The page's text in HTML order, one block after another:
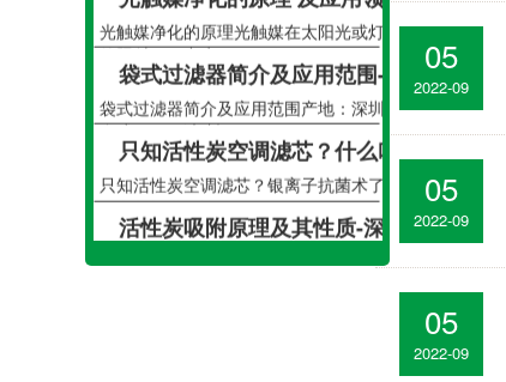
05
2022-09
05
2022-09
05
2022-09
光触媒净化的原理光触媒在太阳光或灯光（紫外线）
的照射下可产生···
袋式过滤器简介及应用范围-深圳绿创F9中效袋式空气过滤器
袋式过滤器简介及应用范围产地：深圳框 架： 铝合
金或不锈钢滤 料···
只知活性炭空调滤芯？什么叫银离子抑菌？-深圳银离子过滤网
只知活性炭空调滤芯？银离子抗菌术了解一下有车的
朋友都知道，汽···
活性炭吸附原理及其性质-深圳绿创活性炭除雾霾除醛过滤网
椰壳活性碳。首先跟大家介绍下自己，是以质量椰子
壳为原料，经系···
FFU空气净化器滤芯多久更换？-无尘车间FFU除尘空气净化器
FFU空气净化器滤芯多久更换？近日，经常有客户咨
​光触媒净化的原理 及应用领域-深圳铝基二氧化钛光触媒过滤网